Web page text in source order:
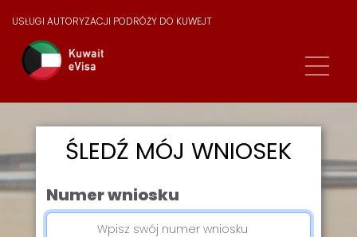
USŁUGI AUTORYZACJI PODRÓŻY DO KUWEJT
ŚLEDŹ MÓJ WNIOSEK
Numer wniosku